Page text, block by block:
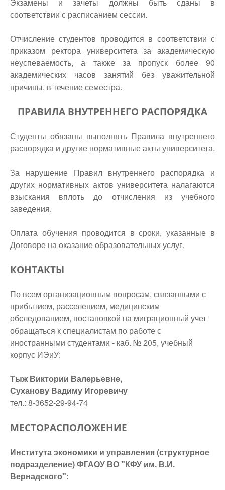
соответствии с расписанием сессии.
Отчисление студентов проводится в соответствии с
приказом ректора университета за академическую
неуспеваемость, а также за пропуск более 90
академических часов занятий без уважительной
причины, в течение семестра.
ПРАВИЛА ВНУТРЕННЕГО РАСПОРЯДКА
Студенты обязаны выполнять Правила внутреннего
распорядка и другие нормативные акты университета.
За нарушение Правил внутреннего распорядка и
других нормативных актов университета налагаются
взыскания вплоть до отчисления из учебного
заведения.
Оплата обучения проводится в сроки, указанные в
Договоре на оказание образовательных услуг.
КОНТАКТЫ
По всем организационным вопросам, связанными с
прибытием, расселением, медицинским
обследованием, постановкой на миграционный учет
обращаться к специалистам по работе с
иностранными студентами - каб. № 205, учебный
корпус ИЭиУ:
Тыж Виктории Валерьевне,
Суханову Вадиму Игоревичу
тел.: 8-3652-29-94-74
МЕСТОРАСПОЛОЖЕНИЕ
Института экономики и управления (структурное
подразделение) ФГАОУ ВО "КФУ им. В.И.
Вернадского":